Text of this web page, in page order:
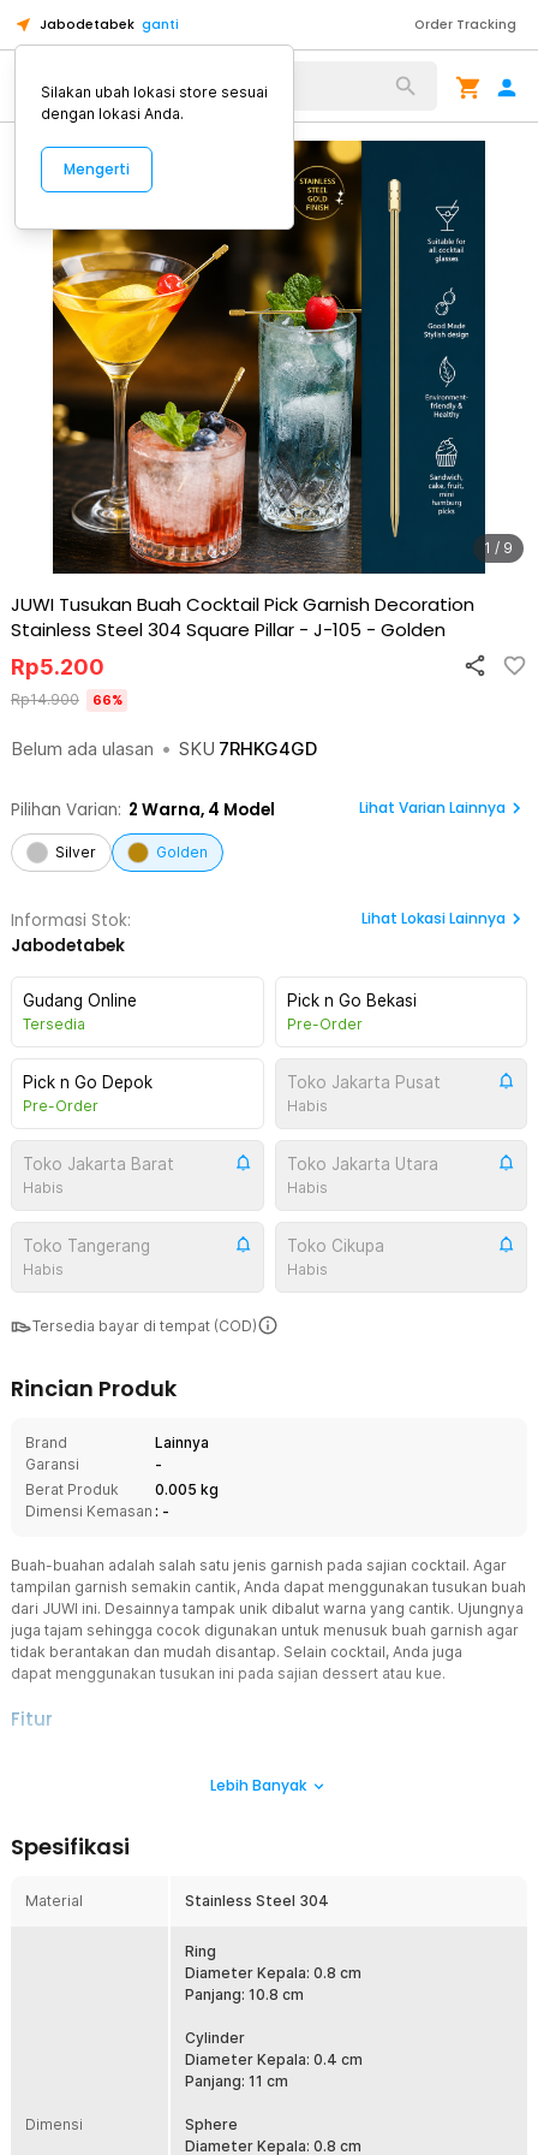
Jabodetabek ganti Order Tracking
Alat Kopi
1 / 9
JUWI Tusukan Buah Cocktail Pick Garnish Decoration
Stainless Steel 304 Square Pillar - J-105 - Golden
Belum ada ulasan • SKU 7RHKG4GD
Rp5.200
Rp14.900 66%
Pilihan Varian: 2 Warna, 4 Model Lihat Varian Lainnya
Silver Golden
Informasi Stok:
Jabodetabek
Lihat Lokasi Lainnya
Gudang Online
Tersedia
Pick n Go Bekasi
Pre-Order
Pick n Go Depok
Pre-Order
Toko Jakarta Pusat
Habis
Toko Jakarta Barat
Habis
Toko Jakarta Utara
Habis
Toko Tangerang
Habis
Toko Cikupa
Habis
Tersedia bayar di tempat (COD)
Rincian Produk
Brand
Lainnya
Garansi
-
Berat Produk
0.005 kg
Dimensi Kemasan : -
Buah-buahan adalah salah satu jenis garnish pada sajian cocktail. Agar
tampilan garnish semakin cantik, Anda dapat menggunakan tusukan buah
dari JUWI ini. Desainnya tampak unik dibalut warna yang cantik. Ujungnya
juga tajam sehingga cocok digunakan untuk menusuk buah garnish agar
tidak berantakan dan mudah disantap. Selain cocktail, Anda juga
dapat menggunakan tusukan ini pada sajian dessert atau kue.
Fitur
Ingin membuat tampilan garnish makin menarik? Tusukan buah inilah
buah yang akan Anda gunakan sebagai garnish. Buahnya juga makin
Tusukan Buah Fungsional
sebagai alat makan yang dapat membantu Anda untuk menikmati
garnish. Menusuk buah jadi lebih mudah karena ujungnya yang
tajam. Gagangnya pun panjang untuk mempermudah Anda
Stainless Steel 304 Berkualitas
Sebagai tusukan yang digunakan bersamaan dengan bahan
makanan dan minuman, tentunya tidak sembarang material dapat
digunakan. Tusukan ini menggunakan material stainless steel 304
berkualitas tinggi yang tahan karat dan tidak mengontaminasi
Lebih Banyak
Spesifikasi
Material Stainless Steel 304
Dimensi
Ring
Diameter Kepala: 0.8 cm
Panjang: 10.8 cm
Cylinder
Diameter Kepala: 0.4 cm
Panjang: 11 cm
Sphere
Diameter Kepala: 0.8 cm
Silakan ubah lokasi store sesuai
dengan lokasi Anda.
Mengerti